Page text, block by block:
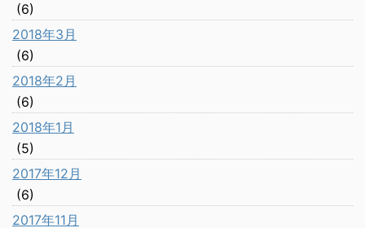
(6)
2018年3月
(6)
2018年2月
(6)
2018年1月
(5)
2017年12月
(6)
2017年11月